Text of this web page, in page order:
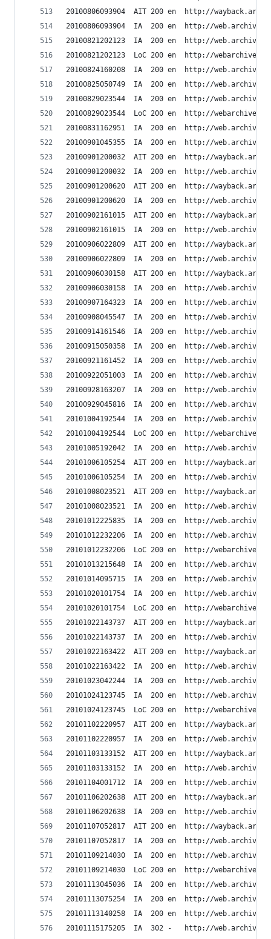
20100806093904	AIT	200
20100806093904	IA	200
20100821202123	IA	200	en
20100821202123	LoC	200
20100824160208	IA	200
20100825050749	IA	200
20100829023544	IA	200	en
20100829023544	LoC	200
20100831162951	IA	200
20100901045355	IA	200
20100901200032	AIT	200
20100901200032	IA	200
20100901200620	AIT	200
20100901200620	IA	200
20100902161015	AIT	200
20100902161015	IA	200
20100906022809	AIT	200
20100906022809	IA	200
20100906030158	AIT	200
20100906030158	IA	200
20100907164323	IA	200
20100908045547	IA	200
20100914161546	IA	200
20100915050358	IA	200
20100921161452	IA	200
20100922051003	IA	200
20100928163207	IA	200
20100929045816	IA	200
20101004192544	IA	200	en
20101004192544	LoC	200
20101005192042	IA	200
20101006105254	AIT	200
20101006105254	IA	200
20101008023521	AIT	200
20101008023521	IA	200
20101012225835	IA	200
20101012232206	IA	200	en
20101012232206	LoC	200
20101013215648	IA	200
20101014095715	IA	200
20101020101754	IA	200	en
20101020101754	LoC	200
20101022143737	AIT	200
20101022143737	IA	200
20101022163422	AIT	200
20101022163422	IA	200
20101023042244	IA	200
20101024123745	IA	200
20101024123745	LoC	200
20101102220957	AIT	200
20101102220957	IA	200
20101103133152	AIT	200
20101103133152	IA	200
20101104001712	IA	200
20101106202638	AIT	200
20101106202638	IA	200
20101107052817	AIT	200
20101107052817	IA	200
20101109214030	IA	200	en
20101109214030	LoC	200
20101113045036	IA	200
20101113075254	IA	200
20101113140258	IA	200
20101115175205	IA	302	-